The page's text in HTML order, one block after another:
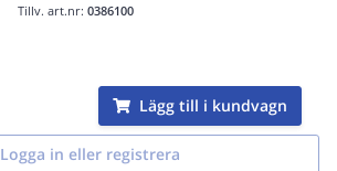
Tillv. art.nr:0386100
Lägg till i kundvagn
Logga in eller registrera